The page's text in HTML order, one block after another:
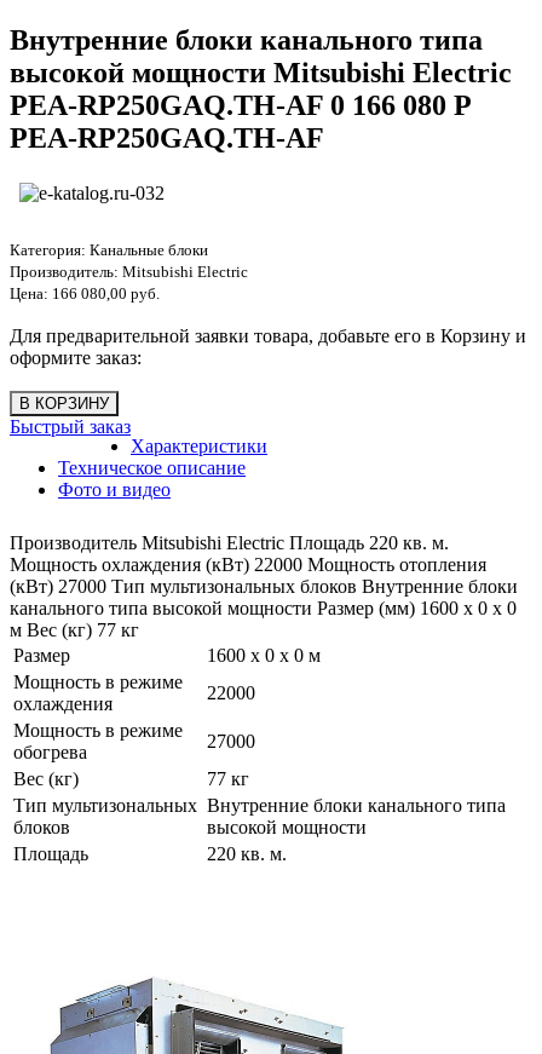
Внутренние блоки канального типа
высокой мощности Mitsubishi Electric
PEA-RP250GAQ.TH-AF 0 166 080 Р
PEA-RP250GAQ.TH-AF
Категория: Канальные блоки
Производитель: Mitsubishi Electric
Цена: 166 080,00 руб.
Для предварительной заявки товара, добавьте его в Корзину и
оформите заказ:
Быстрый заказ
Характеристики
Техническое описание
Фото и видео
Производитель Mitsubishi Electric Площадь 220 кв. м.
Мощность охлаждения (кВт) 22000 Мощность отопления
(кВт) 27000 Тип мультизональных блоков Внутренние блоки
канального типа высокой мощности Размер (мм) 1600 x 0 x 0
м Вес (кг) 77 кг
Размер
1600 x 0 x 0 м
Мощность в режиме
охлаждения
22000
Мощность в режиме
обогрева
27000
Вес (кг)
77 кг
Тип мультизональных
блоков
Внутренние блоки канального типа
высокой мощности
Площадь
220 кв. м.